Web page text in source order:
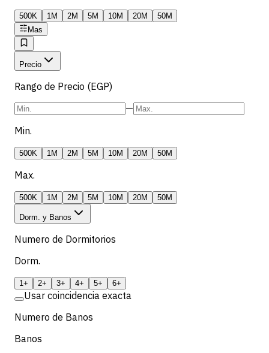
500K 1M 2M 5M 10M 20M
50M
Mas
Precio
Rango de Precio (EGP)
—
Min.
500K 1M 2M 5M 10M 20M 50M
Max.
500K 1M 2M 5M 10M 20M 50M
Dorm. y Banos
Numero de Dormitorios
Dorm.
1+ 2+ 3+ 4+ 5+ 6+
Usar coincidencia exacta
Numero de Banos
Banos